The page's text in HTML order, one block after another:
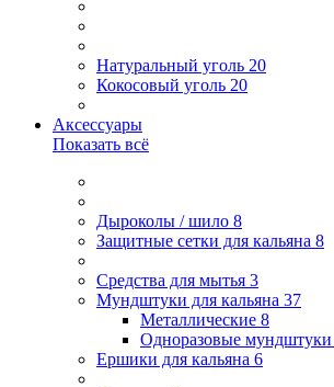
Натуральный уголь 20
Кокосовый уголь 20
Аксессуары
Показать всё
Дыроколы / шило 8
Защитные сетки для кальяна 8
Средства для мытья 3
Мундштуки для кальяна 37
Металлические 8
Одноразовые мундштуки
Ершики для кальяна 6